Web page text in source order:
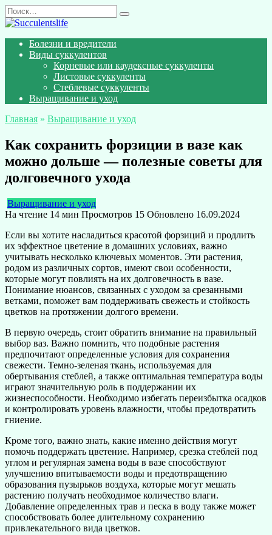
Перейти
к
Search
for:
Болезни и вредители
Виды суккулентов
Корневые или каудексные суккуленты
Листовые суккуленты
Стеблевые суккуленты
Выращивание и уход
Главная » Выращивание и уход
Как сохранить форзиции в вазе как
можно дольше — полезные советы для
долговечного ухода
Выращивание и уход
На чтение 14 мин Просмотров 15 Обновлено 16.09.2024
Если вы хотите насладиться красотой форзиций и продлить
их эффектное цветение в домашних условиях, важно
учитывать несколько ключевых моментов. Эти растения,
родом из различных сортов, имеют свои особенности,
которые могут повлиять на их долговечность в вазе.
Понимание нюансов, связанных с уходом за срезанными
ветками, поможет вам поддерживать свежесть и стойкость
цветков на протяжении долгого времени.
В первую очередь, стоит обратить внимание на правильный
выбор ваз. Важно помнить, что подобные растения
предпочитают определенные условия для сохранения
свежести. Темно-зеленая ткань, используемая для
обертывания стеблей, а также оптимальная температура воды
играют значительную роль в поддержании их
жизнеспособности. Необходимо избегать переизбытка осадков
и контролировать уровень влажности, чтобы предотвратить
гниение.
Кроме того, важно знать, какие именно действия могут
помочь поддержать цветение. Например, срезка стеблей под
углом и регулярная замена воды в вазе способствуют
улучшению впитываемости воды и предотвращению
образования пузырьков воздуха, которые могут мешать
растению получать необходимое количество влаги.
Добавление определенных трав и песка в воду также может
способствовать более длительному сохранению
привлекательного вида цветков.